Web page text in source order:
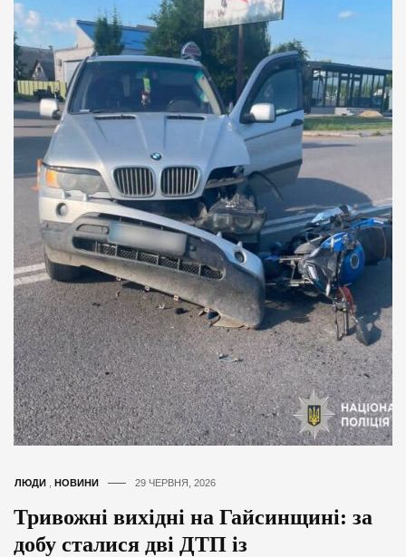
ЛЮДИ НОВИНИ 29 ЧЕРВНЯ, 2026
Тривожні вихідні на Гайсинщині: за
добу сталися дві ДТП із